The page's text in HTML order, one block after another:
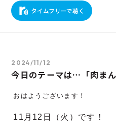
タイムフリーで聴く
2024/11/12
今日のテーマは…「肉まん
おはようございます！
11月12 日（火）です！